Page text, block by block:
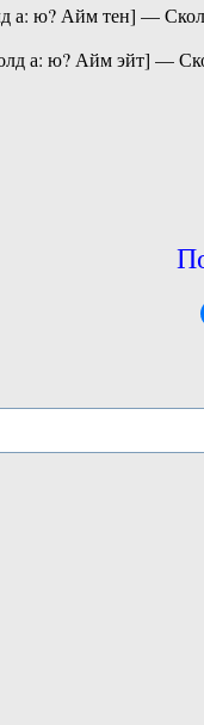
а: ю? Айм тен] —
а: ю? Айм эйт] —